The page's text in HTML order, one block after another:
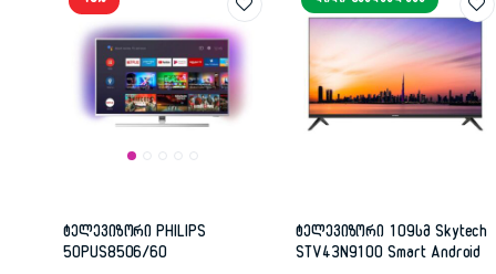
ტელევიზორი PHILIPS
50PUS8506/60
ტელევიზორი 109სმ Skytech
STV43N9100 Smart Android